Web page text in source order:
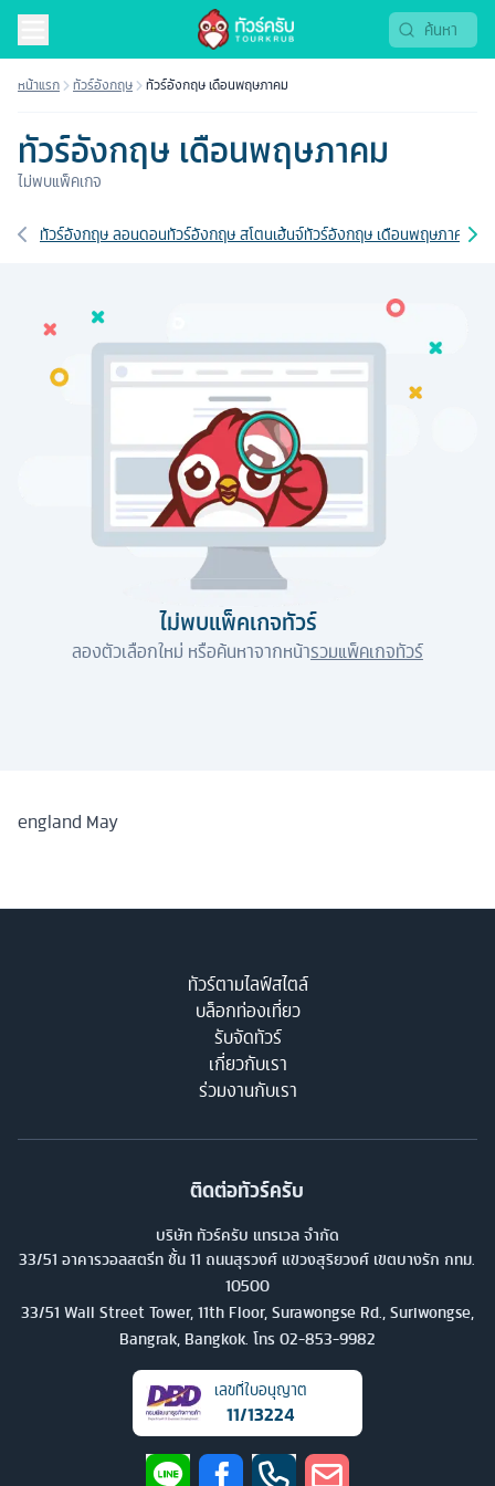
หน้าแรก ทัวร์อังกฤษ ทัวร์อังกฤษ เดือนพฤษภาคม
ทัวร์อังกฤษ เดือนพฤษภาคม
ไม่พบแพ็คเกจ
เส้นทางที่เกี่ยวข้อง
ทัวร์อังกฤษ ลอนดอนทัวร์อังกฤษ สโตนเฮ้นจ์ทัวร์อังกฤษ เดือนพฤษภาคมทัว
ไม่พบแพ็คเกจทัวร์
ลองตัวเลือกใหม่ หรือค้นหาจากหน้ารวมแพ็คเกจทัวร์
england May
ทัวร์ตามไลฟ์สไตล์
บล็อกท่องเที่ยว
รับจัดทัวร์
เกี่ยวกับเรา
ร่วมงานกับเรา
ติดต่อทัวร์ครับ
บริษัท ทัวร์ครับ แทรเวล จำกัด
33/51 อาคารวอลสตรีท ชั้น 11 ถนนสุรวงศ์ แขวงสุริยวงศ์ เขตบางรัก กทม.
10500
33/51 Wall Street Tower, 11th Floor, Surawongse Rd., Suriwongse,
Bangrak, Bangkok. โทร 02-853-9982
เลขที่ใบอนุญาต
11/13224